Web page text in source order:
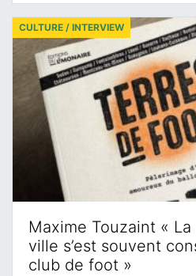
Maxime Touzaint «
ville s’est souvent
club de foot »
CULTURE / INTERVIEW